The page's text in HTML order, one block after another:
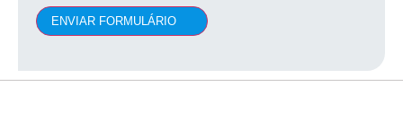
ENVIAR FORMULÁRIO